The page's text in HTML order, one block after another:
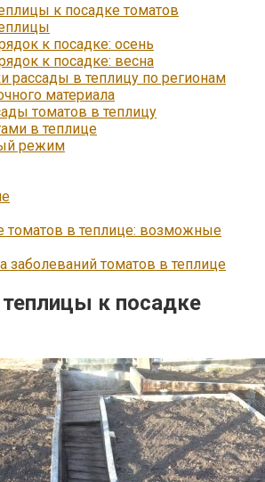
к посадке томатов
к посадке: осень
к посадке: весна
рассады в теплицу по регионам
материала
томатов в теплицу
в теплице
режим
томатов в теплице: возможные
заболеваний томатов в теплице
к посадке